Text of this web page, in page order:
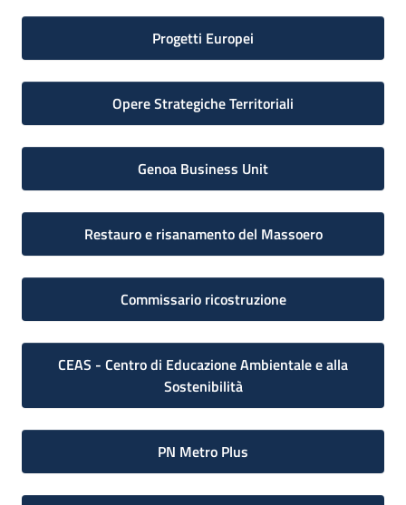
Progetti Europei
Opere Strategiche Territoriali
Genoa Business Unit
Restauro e risanamento del Massoero
Commissario ricostruzione
CEAS - Centro di Educazione Ambientale e alla
Sostenibilità
PN Metro Plus